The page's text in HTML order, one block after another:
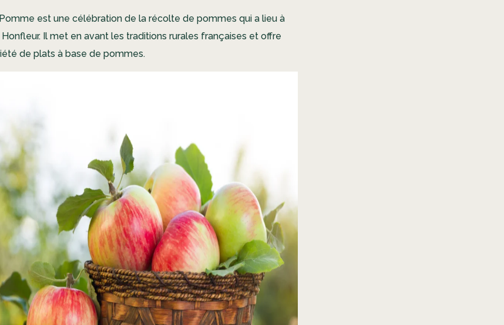
est une célébration de la récolte de pommes qui a lieu à
Il met en avant les traditions rurales françaises et offre
de plats à base de pommes.